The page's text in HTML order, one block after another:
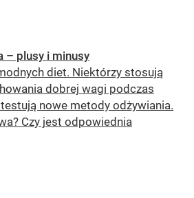
– plusy i minusy
diet. Niektórzy stosują
dobrej wagi podczas
nowe metody odżywiania.
Czy jest odpowiednia